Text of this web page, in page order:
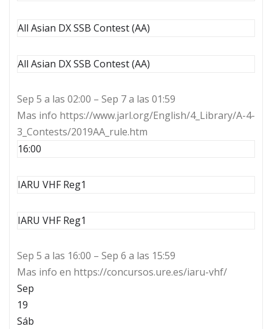
All Asian DX SSB Contest (AA)
All Asian DX SSB Contest (AA)
Sep 5 a las 02:00 – Sep 7 a las 01:59
Mas info https://www.jarl.org/English/4_Library/A-4-
3_Contests/2019AA_rule.htm
16:00
IARU VHF Reg1
IARU VHF Reg1
Sep 5 a las 16:00 – Sep 6 a las 15:59
Mas info en https://concursos.ure.es/iaru-vhf/
Sep
19
Sáb